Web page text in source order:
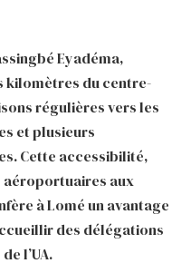
Eyadéma,
kilomètres du centre-
régulières vers les
et plusieurs
Cette accessibilité,
aux
à Lomé un avantage
des délégations
l’UA.